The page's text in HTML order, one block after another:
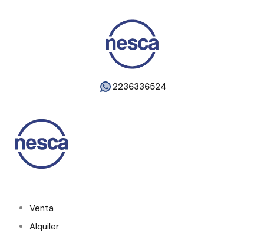
2236336524
Venta
Alquiler